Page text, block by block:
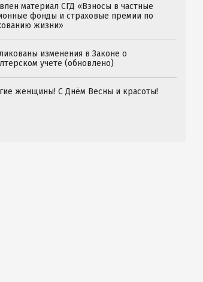
материал СГД «Взносы в частные
фонды и страховые премии по
жизни»
изменения в Законе о
учете (обновлено)
женщины! С Днём Весны и красоты!